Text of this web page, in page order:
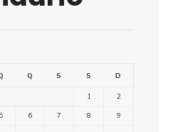
Q S S D
1
2
5 6 7 8
9